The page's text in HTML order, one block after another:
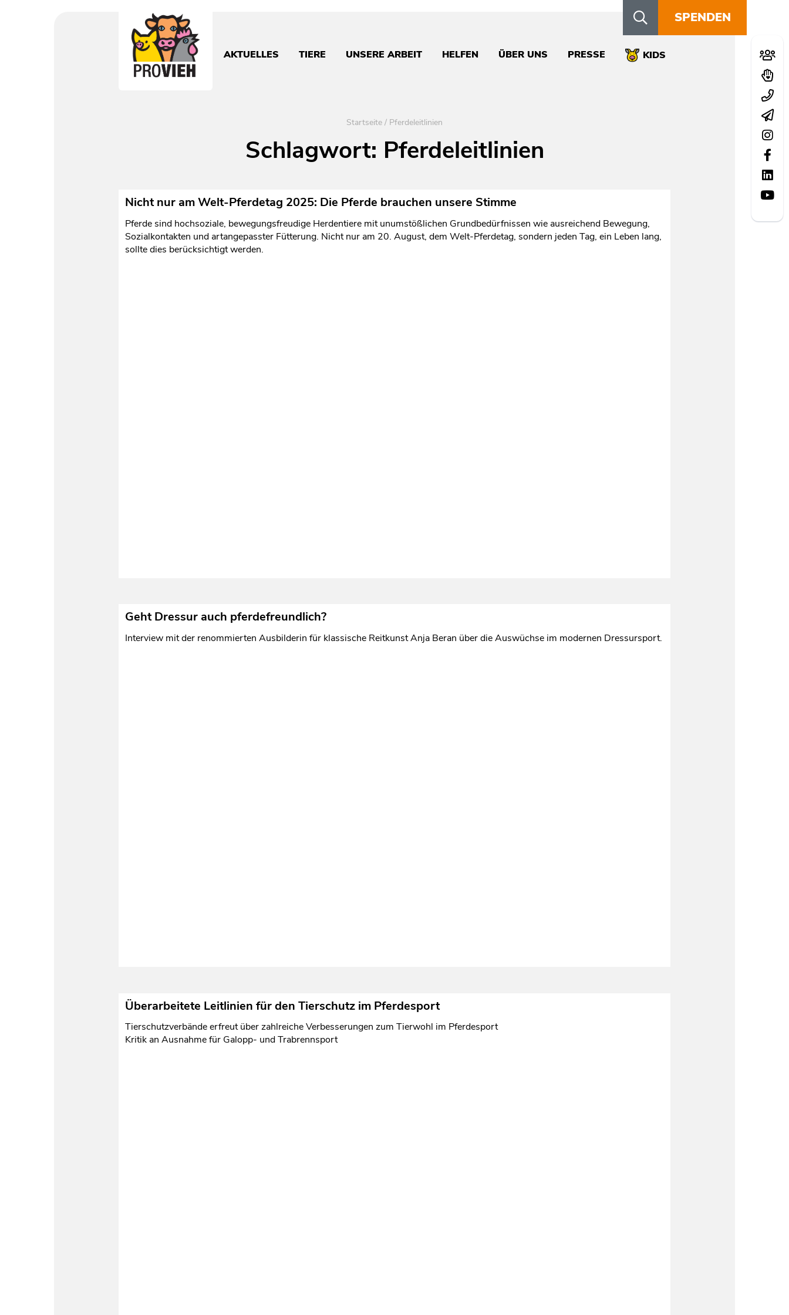
leben.
SPENDEN
AKTUELLES TIERE UNSERE ARBEIT HELFEN ÜBER UNS PRESSE KIDS
Startseite / Pferdeleitlinien
Schlagwort: Pferdeleitlinien
Nicht nur am Welt-Pferdetag 2025: Die Pferde brauchen unsere Stimme
Pferde sind hochsoziale, bewegungsfreudige Herdentiere mit unumstößlichen Grundbedürfnissen wie ausreichend Bewegung,
Sozialkontakten und artangepasster Fütterung. Nicht nur am 20. August, dem Welt-Pferdetag, sondern jeden Tag, ein Leben lang,
sollte dies berücksichtigt werden.
Geht Dressur auch pferdefreundlich?
Interview mit der renommierten Ausbilderin für klassische Reitkunst Anja Beran über die Auswüchse im modernen Dressursport.
Überarbeitete Leitlinien für den Tierschutz im Pferdesport­
Tierschutzverbände erfreut über zahlreiche Verbesserungen zum Tierwohl im Pferdesport
Kritik an Ausnahme für Galopp- und Trabrennsport